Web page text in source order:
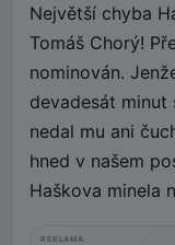
Největší chyba
Tomáš Chorý!
nominován.
devadesát minut
nedal mu ani
hned v našem
Haškova minela
REKLAMA